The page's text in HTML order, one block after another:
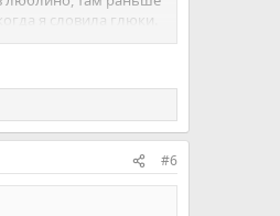
я словила глюки.
мне хватает на
здесь меня нет, я
за меня ни кто не
#6